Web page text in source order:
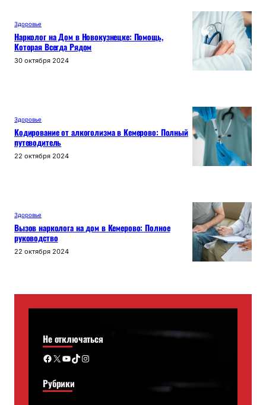
Здоровье
Нарколог на Дом в Новокузнецке: Помощь,
Которая Всегда Рядом
30 октября 2024
Здоровье
Кодирование от алкоголизма в Кемерово: Полный
путеводитель
22 октября 2024
Здоровье
Вызов нарколога на дом в Кемерово: Полное
руководство
22 октября 2024
Не отключаться
Facebook X YouTube TikTok Instagram
Рубрики